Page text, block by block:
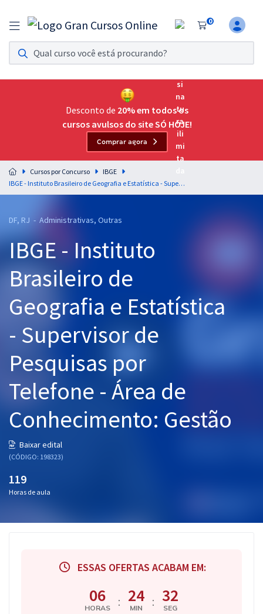
0
Assinatura Ilimitada 11
Acesso a todos os cursos. Teste grátis por 7 dias!
Assinatura OAB Até Passar
Acesso ilimitado a toda preparação para o Exame da
Residências Multiprofissionais
Preparação completa e intensiva para as principais
residências em saúde do Brasil
Cursos 20% OFF
Pós
Graduação
OAB
Questões grátis
Aprovados
Desconto de 20% em todos os
cursos avulsos do site SÓ HOJE!
Comprar agora
Cursos por Concurso
IBGE
IBGE - Instituto Brasileiro de Geografia e Estatística - Supervisor de Pesquisas por Telefone - Área de Conhecimento: Gestão
DF, RJ - Administrativas, Outras
IBGE - Instituto
Brasileiro de
Geografia e Estatística
- Supervisor de
Pesquisas por
Telefone - Área de
Conhecimento: Gestão
Baixar edital
(CÓDIGO: 198323)
119
Horas de aula
ESSAS OFERTAS ACABAM EM:
06
HORAS : 24
MIN : 31
SEG